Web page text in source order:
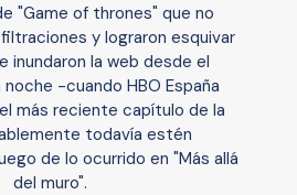
"Game of thrones" que no
y lograron esquivar
inundaron la web desde el
-cuando HBO España
más reciente capítulo de la
todavía estén
de lo ocurrido en "Más allá
del muro".